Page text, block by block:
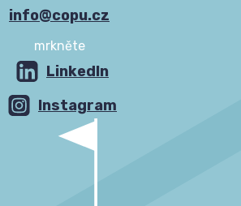
info@copu.cz
mrkněte
LinkedIn
Instagram